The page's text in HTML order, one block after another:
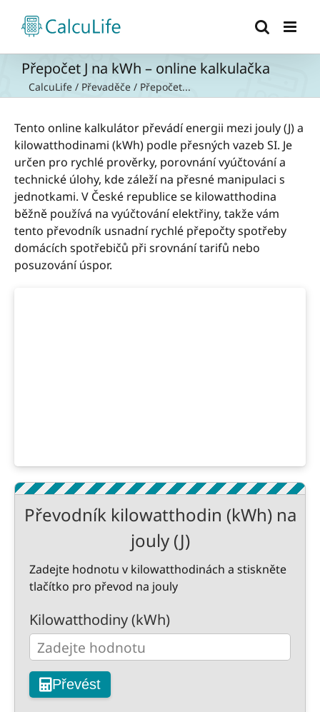
obsah
Přepočet J na kWh – online kalkulačka
CalcuLife / Převaděče / Přepočet...
Tento online kalkulátor převádí energii mezi jouly (J) a
kilowatthodinami (kWh) podle přesných vazeb SI. Je
určen pro rychlé prověrky, porovnání vyúčtování a
technické úlohy, kde záleží na přesné manipulaci s
jednotkami. V České republice se kilowatthodina
běžně používá na vyúčtování elektřiny, takže vám
tento převodník usnadní rychlé přepočty spotřeby
domácích spotřebičů při srovnání tarifů nebo
posuzování úspor.
Převodník kilowatthodin (kWh) na
jouly (J)
Zadejte hodnotu v kilowatthodinách a stiskněte
tlačítko pro převod na jouly
Kilowatthodiny (kWh)
Převést